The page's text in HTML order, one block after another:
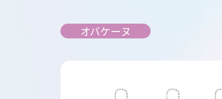
オバケーヌ